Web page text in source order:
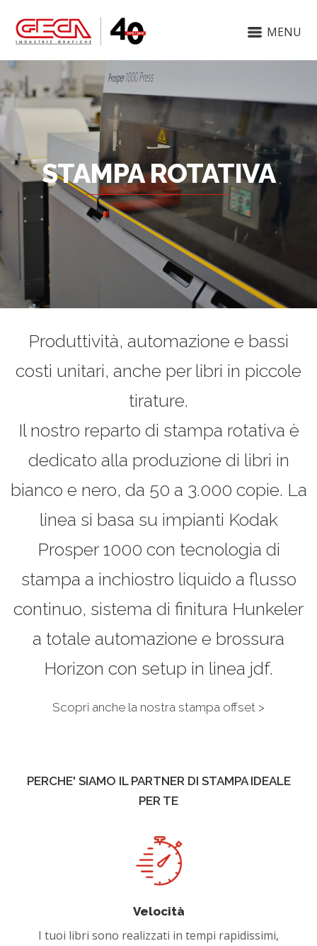
MENU
STAMPA ROTATIVA
Produttività, automazione e bassi
costi unitari, anche per libri in piccole
tirature.
Il nostro reparto di stampa rotativa è
dedicato alla produzione di libri in
bianco e nero, da 50 a 3.000 copie. La
linea si basa su impianti Kodak
Prosper 1000 con tecnologia di
stampa a inchiostro liquido a flusso
continuo, sistema di finitura Hunkeler
a totale automazione e brossura
Horizon con setup in linea jdf.
Scopri anche la nostra stampa offset >
PERCHE' SIAMO IL PARTNER DI STAMPA IDEALE
PER TE
Velocità
I tuoi libri sono realizzati in tempi rapidissimi,